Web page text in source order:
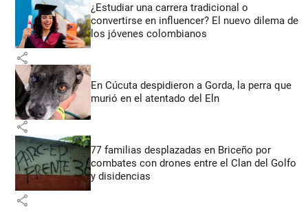
¿Estudiar una carrera tradicional o
convertirse en influencer? El nuevo dilema de
los jóvenes colombianos
share
En Cúcuta despidieron a Gorda, la perra que
murió en el atentado del Eln
share
77 familias desplazadas en Briceño por
combates con drones entre el Clan del Golfo
y disidencias
share